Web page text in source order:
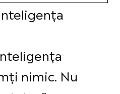
nimic. Nu